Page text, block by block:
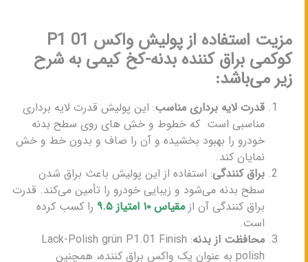
مزیت استفاده از پولیش واکس P1 01
کوکمی براق کننده بدنه-کخ کیمی به شرح
زیر می‌باشد:
قدرت لایه برداری مناسب: این پولیش قدرت لایه برداری
مناسبی است که خطوط و خش‌ های روی سطح بدنه
خودرو را بهبود بخشیده و آن را صاف و بدون خط و خش
نمایان کند.
براق کنندگی: استفاده از این پولیش باعث براق شدن
سطح بدنه می‌شود و زیبایی خودرو را تأمین می‌کند. قدرت
براق کنندگی آن از مقیاس ۱۰ امتیاز ۹.۵
را کسب کرده
است.
محافظت از بدنه : Lack-Polish grün P1.01 Finish
polish به عنوان یک واکس براق کننده، همچنین